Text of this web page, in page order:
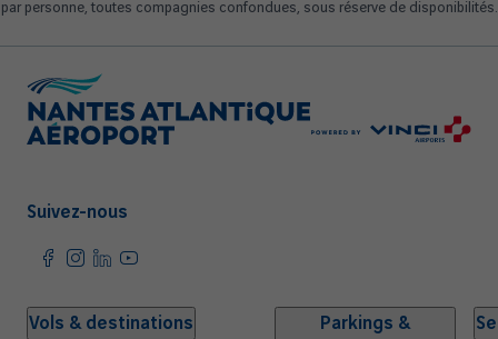
par personne, toutes compagnies confondues, sous réserve de disponibilités.
Suivez-nous
Navigation
Vols & destinations
Parkings &